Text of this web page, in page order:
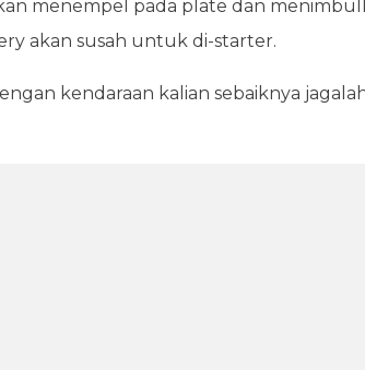
menempel pada plate dan
akan susah untuk di-starter.
kendaraan kalian sebaiknya